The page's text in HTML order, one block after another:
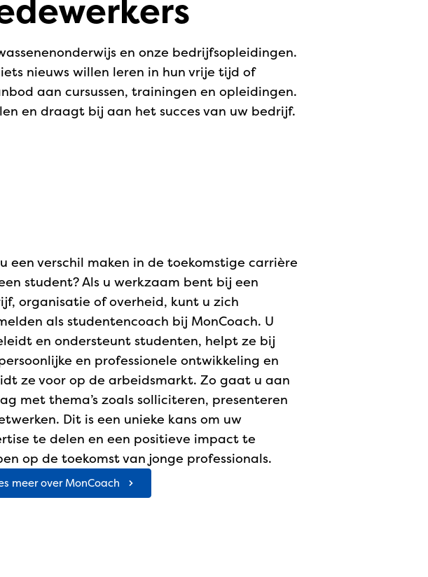
en onze bedrijfsopleidingen.
nieuws willen leren in hun vrije tijd of
aan cursussen, trainingen en opleidingen.
en draagt bij aan het succes van uw bedrijf.
een verschil maken in de toekomstige carrière
student? Als u werkzaam bent bij een
organisatie of overheid, kunt u zich
als studentencoach bij MonCoach. U
en ondersteunt studenten, helpt ze bij
en professionele ontwikkeling en
ze voor op de arbeidsmarkt. Zo gaat u aan
met thema’s zoals solliciteren, presenteren
Dit is een unieke kans om uw
te delen en een positieve impact te
op de toekomst van jonge professionals.
meer over MonCoach